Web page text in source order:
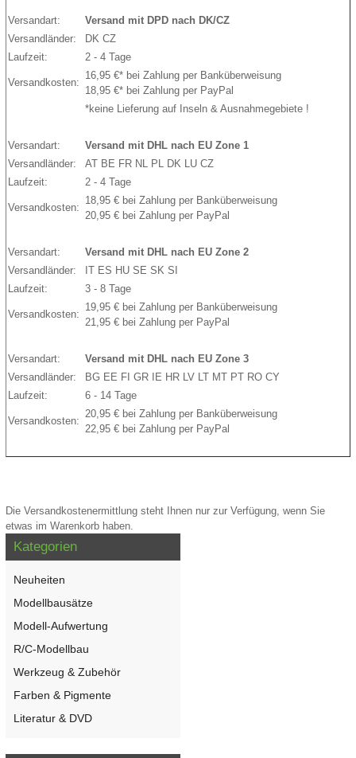
Versandart: Versand mit DPD nach DK/CZ
Versandländer:
DK CZ
Laufzeit:
2 - 4 Tage
Versandkosten:
16,95 €* bei Zahlung per Banküberweisung
18,95 €* bei Zahlung per PayPal
*keine Lieferung auf Inseln & Ausnahmegebiete !
Versandart:
Versand mit DHL nach EU Zone 1
Versandländer:
AT BE FR NL PL DK LU CZ
Laufzeit:
2 - 4 Tage
Versandkosten:
18,95 € bei Zahlung per Banküberweisung
20,95 € bei Zahlung per PayPal
Versandart:
Versand mit DHL nach EU Zone 2
Versandländer:
IT ES HU SE SK SI
Laufzeit:
3 - 8 Tage
Versandkosten:
19,95 € bei Zahlung per Banküberweisung
21,95 € bei Zahlung per PayPal
Versandart:
Versand mit DHL nach EU Zone 3
Versandländer:
BG EE FI GR IE HR LV LT MT PT RO CY
Laufzeit:
6 - 14 Tage
Versandkosten:
20,95 € bei Zahlung per Banküberweisung
22,95 € bei Zahlung per PayPal
Die Versandkostenermittlung steht Ihnen nur zur Verfügung, wenn Sie
etwas im Warenkorb haben.
Kategorien
Neuheiten
Modellbausätze
Modell-Aufwertung
R/C-Modellbau
Werkzeug & Zubehör
Farben & Pigmente
Literatur & DVD